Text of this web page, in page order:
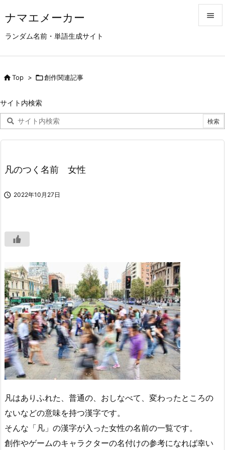
ナマエメーカー
ランダム名前・単語生成サイト


次へ

Top > 創作関連記事
サイト内検索
凡のつく名前 女性
 2022年10月27日
凡はありふれた、普通の、おしなべて、変わったところの
ないなどの意味を持つ漢字です。
そんな「凡」の漢字が入った女性の名前の一覧です。
創作やゲームのキャラクターの名付けの参考になれば幸い